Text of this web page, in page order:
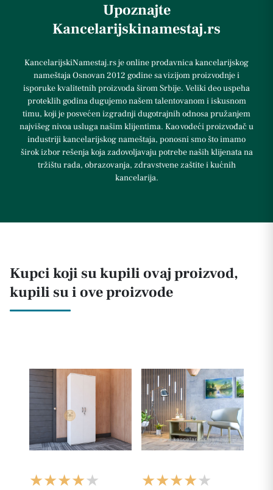
Upoznajte
Kancelarijskinamestaj.rs
KancelarijskiNamestaj.rs je online prodavnica kancelarijskog
nameštaja Osnovan 2012 godine sa vizijom proizvodnje i
isporuke kvalitetnih proizvoda širom Srbije. Veliki deo uspeha
proteklih godina dugujemo našem talentovanom i iskusnom
timu, koji je posvećen izgradnji dugotrajnih odnosa pružanjem
najvišeg nivoa usluga našim klijentima. Kao vodeći proizvođač u
industriji kancelarijskog nameštaja, ponosni smo što imamo
širok izbor rešenja koja zadovoljavaju potrebe naših klijenata na
tržištu rada, obrazovanja, zdravstvene zaštite i kućnih
kancelarija.
Kupci koji su kupili ovaj proizvod,
kupili su i ove proizvode